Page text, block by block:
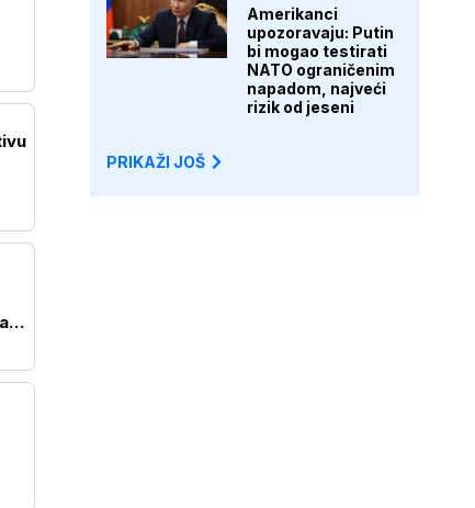
Amerikanci
upozoravaju: Putin
bi mogao testirati
NATO ograničenim
napadom, najveći
rizik od jeseni
PRIKAŽI JOŠ